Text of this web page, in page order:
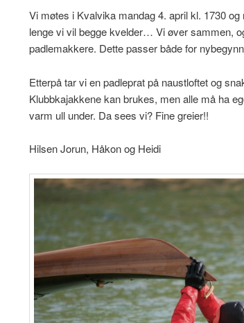
Vi møtes i Kvalvika mandag 4. april kl. 1730
lenge vi vil begge kvelder… Vi øver sammen,
padlemakkere. Dette passer både for
Etterpå tar vi en padleprat på naustloftet og
Klubbkajakkene kan brukes, men alle må ha
varm ull under. Da sees vi? Fine greier!!
Hilsen Jorun, Håkon og Heidi